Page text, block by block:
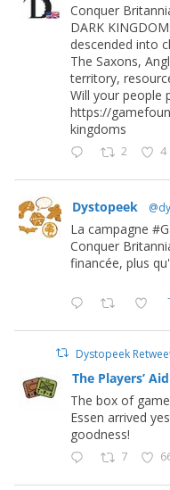
Conquer
DARK
descended into
The Saxons,
territory,
Will your people
https://
kingdoms
2 4
Dystopeek
La campagne
Conquer
financée, plus
Dystopeek
The Players’ Aid
The box of
Essen arrived
goodness!
7